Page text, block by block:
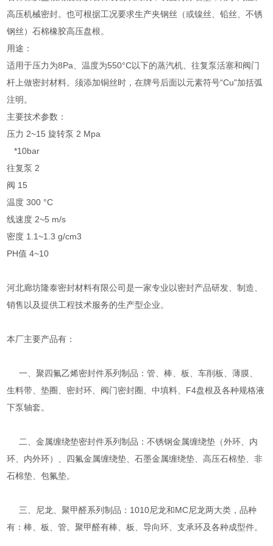
高压机械密封。也可根据工况要求生产夹钢丝（或镍丝、铅丝、不锈
钢丝）石棉橡胶高压盘根。
用途：
适用于压力为8Pa、温度为550°C以下的蒸汽机、往复泵活塞和阀门
杆上做密封材料。须添加铜丝时，在牌号后面以元素符号“Cu"加括弧
注明。
主要技术参数：
压力 2~15 旋转泵 2 Mpa
*10bar
往复泵 2
阀 15
温度 300 °C
线速度 2~5 m/s
密度 1.1~1.3 g/cm3
PH值 4~10
河北廊坊隆泰密封材料有限公司是一家专业以密封产品研发、制造、
销售以及提供工程技术服务的生产型企业。
本厂主要产品有：
一、聚四氟乙烯密封件系列制品：管、棒、板、车削板、薄膜、
生料带、垫圈、密封环、阀门密封圈、中填料、F4盘根及各种规格液
下泵轴套。
二、金属缠绕垫密封件系列制品：不锈钢金属缠绕垫（外环、内
环、内外环）、四氟金属缠绕垫、石墨金属缠绕垫、高压石棉垫、非
石棉垫、包氟垫。
三、尼龙、聚甲醛系列制品：1010尼龙和MC尼龙两大类，品种
有：棒、板、管。聚甲醛有棒、板、导向环、支承环及各种成型件。